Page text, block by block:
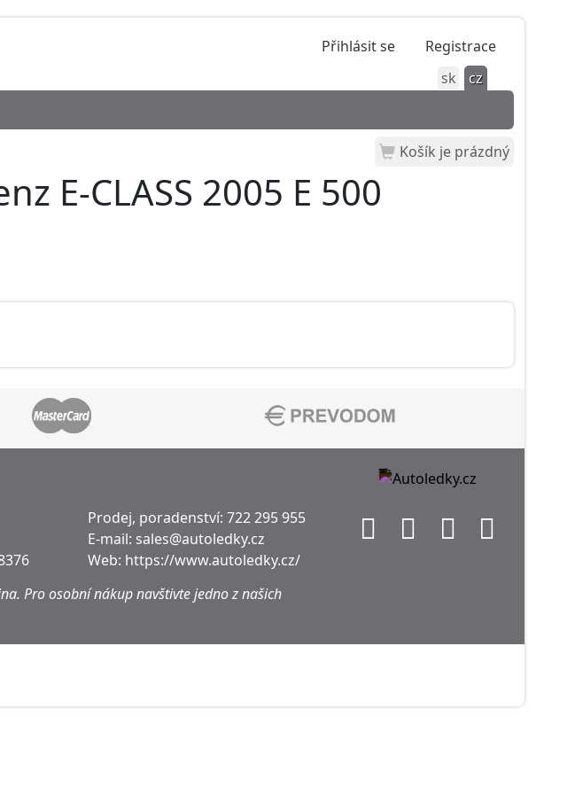
Přihlásit se
Registrace
sk
cz
Košík je prázdný
E-CLASS 2005 E 500
Prodej, poradenství: 722 295 955
E-mail: sales@autoledky.cz
Web: https://www.autoledky.cz/
Pro osobní nákup navštivte jedno z našich